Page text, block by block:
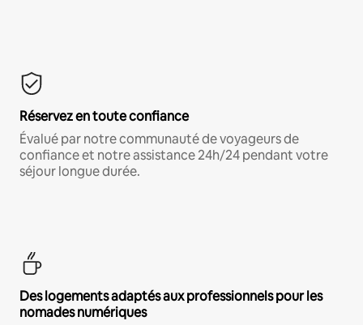
Réservez en toute confiance
Évalué par notre communauté de voyageurs de
confiance et notre assistance 24h/24 pendant votre
séjour longue durée.
Des logements adaptés aux professionnels pour les
nomades numériques